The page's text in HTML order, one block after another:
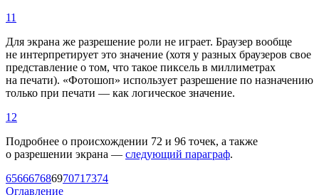
11
Для экрана же разрешение роли не играет. Браузер вообще
не интерпретирует это значение (хотя у разных браузеров свое
представление о том, что такое пиксель в миллиметрах
на печати). «Фотошоп» использует разрешение по назначению
только при печати — как логическое значение.
12
Подробнее о происхождении 72 и 96 точек, а также
о разрешении экрана — следующий параграф.
65666768697071 7374
Оглавление